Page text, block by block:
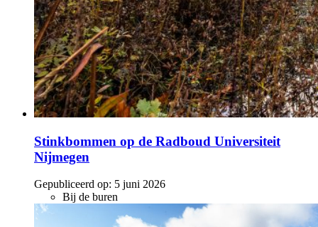
Stinkbommen op de Radboud Universiteit
Nijmegen
Gepubliceerd op: 5 juni 2026
Bij de buren